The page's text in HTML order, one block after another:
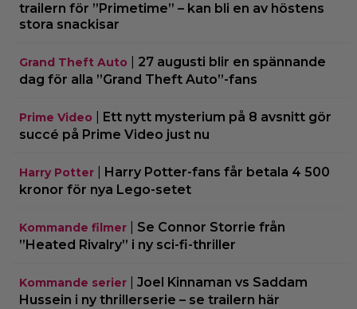
trailern för ”Primetime” – kan bli en av höstens
stora snackisar
Grand Theft Auto
27 augusti blir en spännande
dag för alla ”Grand Theft Auto”-fans
Prime Video
Ett nytt mysterium på 8 avsnitt gör
succé på Prime Video just nu
Harry Potter
Harry Potter-fans får betala 4 500
kronor för nya Lego-setet
Kommande filmer
Se Connor Storrie från
”Heated Rivalry” i ny sci-fi-thriller
Kommande serier
Joel Kinnaman vs Saddam
Hussein i ny thrillerserie – se trailern här